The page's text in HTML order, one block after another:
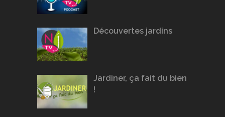
Découvertes jardins
Jardiner, ça fait du bien
!